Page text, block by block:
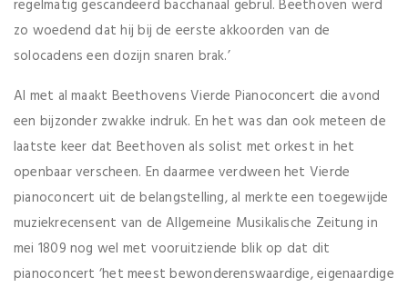
regelmatig gescandeerd bacchanaal gebrul. Beethoven werd
zo woedend dat hij bij de eerste akkoorden van de
solocadens een dozijn snaren brak.’
Al met al maakt Beethovens Vierde Pianoconcert die avond
een bijzonder zwakke indruk. En het was dan ook meteen de
laatste keer dat Beethoven als solist met orkest in het
openbaar verscheen. En daarmee verdween het Vierde
pianoconcert uit de belangstelling, al merkte een toegewijde
muziekrecensent van de Allgemeine Musikalische Zeitung in
mei 1809 nog wel met vooruitziende blik op dat dit
pianoconcert ‘het meest bewonderenswaardige, eigenaardige